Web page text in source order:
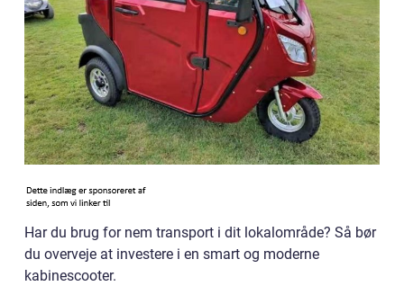
Har du brug for nem transport i dit lokalområde? Så bør
du overveje at investere i en smart og moderne
kabinescooter.